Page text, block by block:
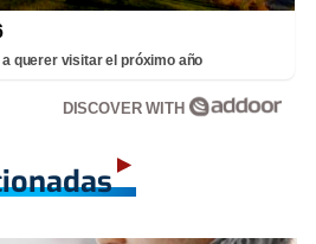
querer visitar el próximo año
DISCOVER WITH